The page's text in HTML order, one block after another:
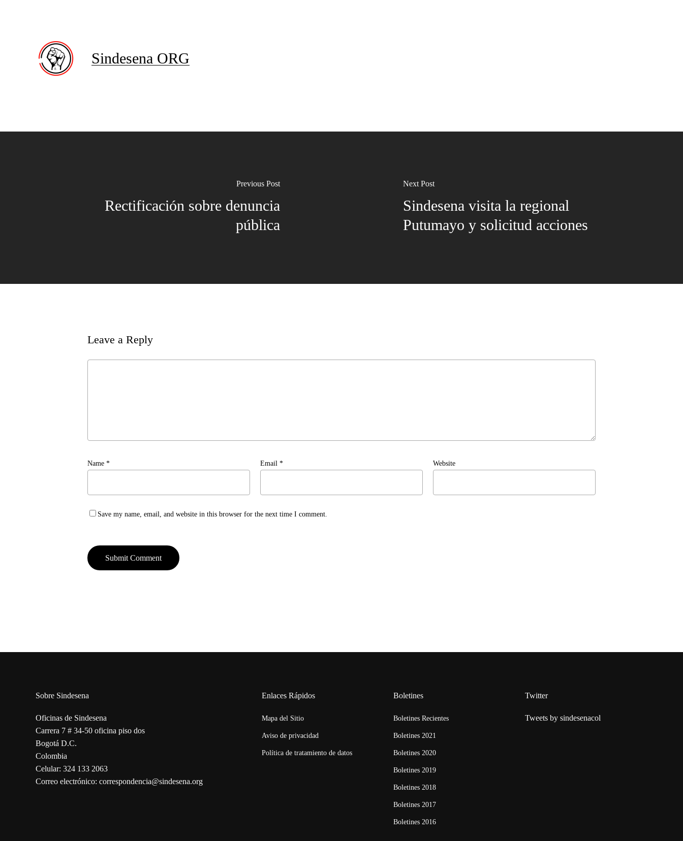
Sindesena ORG
Previous Post
Rectificación sobre denuncia
pública
Next Post
Sindesena visita la regional
Putumayo y solicitud acciones
Leave a Reply
Name * Email * Website
Save my name, email, and website in this browser for the next time I comment.
Sobre Sindesena
Oficinas de Sindesena
Carrera 7 # 34-50 oficina piso dos
Bogotá D.C.
Colombia
Celular: 324 133 2063
Correo electrónico: correspondencia@sindesena.org
Enlaces Rápidos
Mapa del Sitio
Aviso de privacidad
Política de tratamiento de datos
Boletines
Boletines Recientes
Boletines 2021
Boletines 2020
Boletines 2019
Boletines 2018
Boletines 2017
Boletines 2016
Twitter
Tweets by sindesenacol